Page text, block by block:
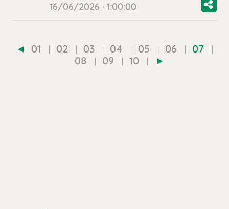
16/06/2026 · 1:00:00
01 02 03 04 05 06
07
08
09 10